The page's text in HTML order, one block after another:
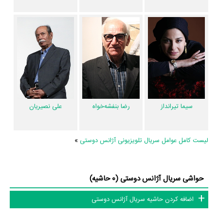
گرفته که 692 همکاری برای اولین‌مرتبه در آژانس دوستی رخ داده است. مانند:
اسماعیل داورفرو فردوس کاویانی،حسین پناهی پژمان بازغی،اصغر همت
مرجان محتشم،سحر جعفری‌جوزانیورضا شفیعی‌جم آهو خردمندو
تیرانداز.
عوامل تولید و بازیگران آژانس دوستی در اینستاگرام نیز فعال هستند و مجموع
میزان فالوئرهای اینستاگرام 12 نفر از این هنرمندان به بیش از 2،808،838 نفر
می‌رسد.
ما نیستند: شادروان
جعفر بزرگی پروین دخت یزدانیان
ارزیابی و تحلیل سریال آژانس دوستی
مخاطبان بعد از تماشای سریال آژانس دوستی به ارزیابی اثر درمنظوم
سیما تیرانداز رضا بنفشه‌خواه علی نصیریان
لیست کامل عوامل سریال تلویزیونی آژانس دوستی »
حواشی سریال آژانس دوستی (0 حاشیه)
اضافه کردن حاشیه سریال آژانس دوستی